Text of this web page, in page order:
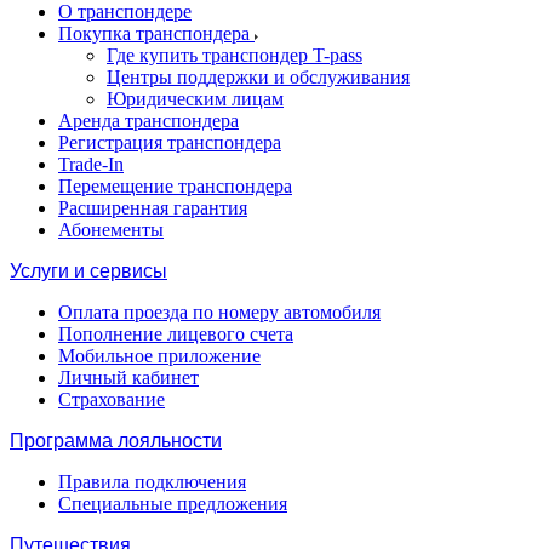
О транспондере
Покупка транспондера
Где купить транспондер T-pass
Центры поддержки и обслуживания
Юридическим лицам
Аренда транспондера
Регистрация транспондера
Trade-In
Перемещение транспондера
Расширенная гарантия
Абонементы
Услуги и сервисы
Оплата проезда по номеру автомобиля
Пополнение лицевого счета
Мобильное приложение
Личный кабинет
Страхование
Программа лояльности
Правила подключения
Специальные предложения
Путешествия